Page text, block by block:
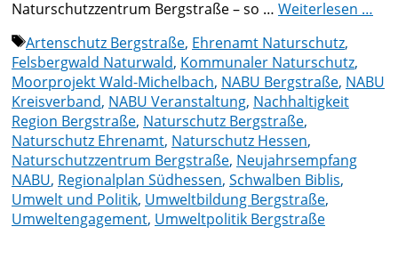
Naturschutzzentrum Bergstraße – so … Weiterlesen …
Schlagwörter
Artenschutz Bergstraße, Ehrenamt Naturschutz,
Felsbergwald Naturwald, Kommunaler Naturschutz,
Moorprojekt Wald-Michelbach, NABU Bergstraße, NABU
Kreisverband, NABU Veranstaltung, Nachhaltigkeit
Region Bergstraße, Naturschutz Bergstraße,
Naturschutz Ehrenamt, Naturschutz Hessen,
Naturschutzzentrum Bergstraße, Neujahrsempfang
NABU, Regionalplan Südhessen, Schwalben Biblis,
Umwelt und Politik, Umweltbildung Bergstraße,
Umweltengagement, Umweltpolitik Bergstraße